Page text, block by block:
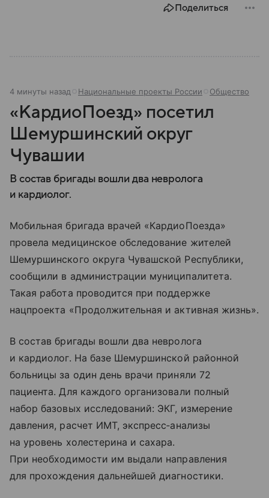
положение сделало полуостров ключевой точкой
Поделиться
4 минуты назад Национальные проекты России Общество
«КардиоПоезд» посетил
Шемуршинский округ
Чувашии
В состав бригады вошли два невролога
и кардиолог.
Мобильная бригада врачей «КардиоПоезда»
провела медицинское обследование жителей
Шемуршинского округа Чувашской Республики,
сообщили в администрации муниципалитета.
Такая работа проводится при поддержке
нацпроекта «Продолжительная и активная жизнь».
В состав бригады вошли два невролога
и кардиолог. На базе Шемуршинской районной
больницы за один день врачи приняли 72
пациента. Для каждого организовали полный
набор базовых исследований: ЭКГ, измерение
давления, расчет ИМТ, экспресс‑анализы
на уровень холестерина и сахара.
При необходимости им выдали направления
для прохождения дальнейшей диагностики.